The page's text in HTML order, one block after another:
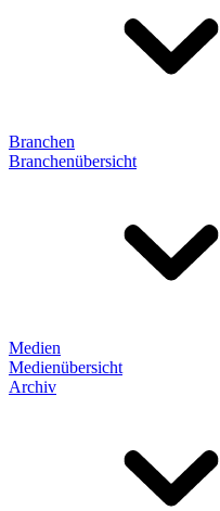
Branchen
Branchenübersicht
Medien
Medienübersicht
Archiv